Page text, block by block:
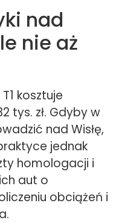
nad
nie aż
kosztuje
tys. zł. Gdyby w
nad Wisłę,
jednak
homologacji i
aut o
obciążeń i